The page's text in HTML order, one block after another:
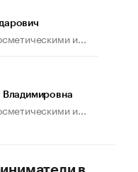
Как живет глава
и...
Владимировна
и...